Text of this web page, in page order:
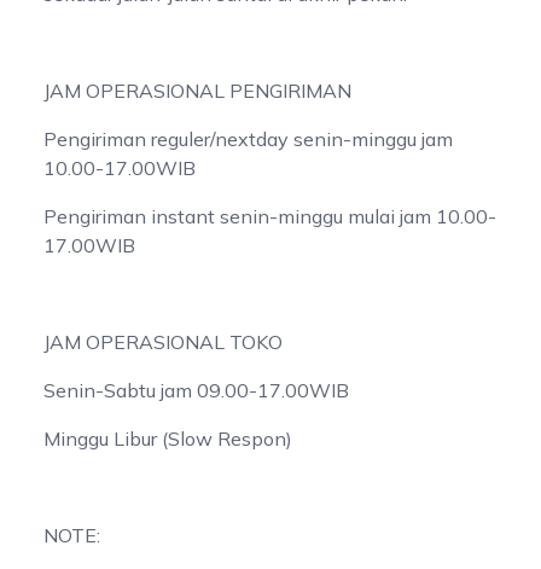
JAM OPERASIONAL PENGIRIMAN
Pengiriman reguler/nextday senin-minggu jam
10.00-17.00WIB
Pengiriman instant senin-minggu mulai jam 10.00-
17.00WIB
JAM OPERASIONAL TOKO
Senin-Sabtu jam 09.00-17.00WIB
Minggu Libur (Slow Respon)
NOTE: